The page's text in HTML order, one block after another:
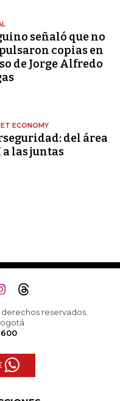
señaló que no
copias en
de Jorge Alfredo
ECONOMY
del área
a las juntas
derechos reservados.